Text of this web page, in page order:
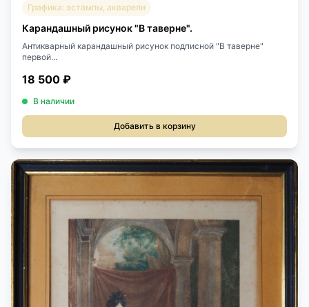
Графика: эстампы, акварели
Карандашный рисунок "В таверне".
Антикварный карандашный рисунок подписной "В таверне"
первой...
18 500 ₽
В наличии
Добавить в корзину